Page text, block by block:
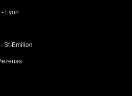
- Lyon
- St-Emilion